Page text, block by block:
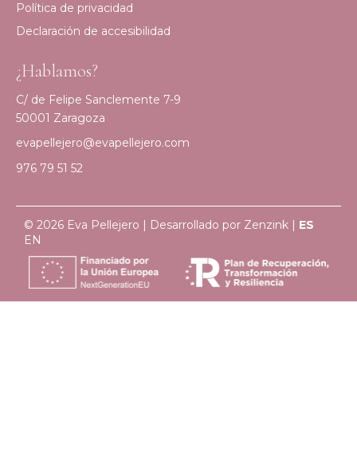
Política de privacidad
Declaración de accesibilidad
¿Hablamos?
C/ de Felipe Sanclemente 7-9
50001 Zaragoza
evapellejero@evapellejero.com
976 79 51 52
© 2026 Eva Pellejero | Desarrollado por Zenzink | ES
EN